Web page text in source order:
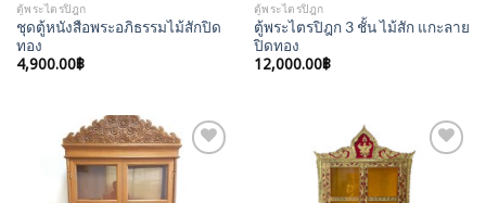
ตู้พระไตรปิฎก
ชุดตู้หนังสือพระอภิธรรมไม้สักปิด
ทอง
4,900.00฿
ตู้พระไตรปิฎก
ตู้พระไตรปิฎก 3 ชั้น ไม้สัก แกะลาย
ปิดทอง
12,000.00฿